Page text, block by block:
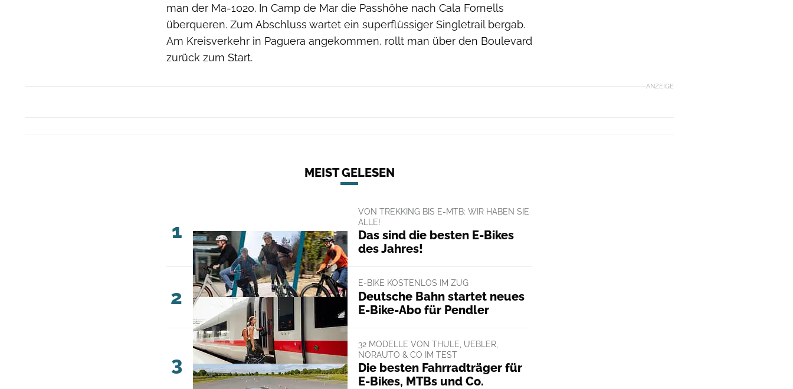
man der Ma-1020. In Camp de Mar die Passhöhe nach Cala Fornells
überqueren. Zum Abschluss wartet ein superflüssiger Singletrail bergab.
Am Kreisverkehr in Paguera angekommen, rollt man über den Boulevard
zurück zum Start.
ANZEIGE
MEIST GELESEN
1
VON TREKKING BIS E-MTB: WIR HABEN SIE
ALLE!
Das sind die besten E-Bikes
des Jahres!
2
E-BIKE KOSTENLOS IM ZUG
Deutsche Bahn startet neues
E-Bike-Abo für Pendler
3
32 MODELLE VON THULE, UEBLER,
NORAUTO & CO IM TEST
Die besten Fahrradträger für
E-Bikes, MTBs und Co.